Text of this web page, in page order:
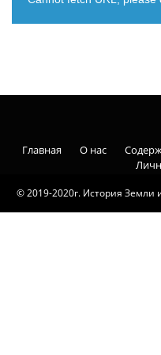
© 2019-2020г. История
Главная О нас